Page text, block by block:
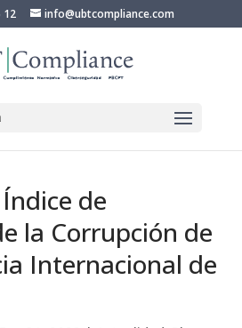
12 info@ubtcompliance.com
de
la Corrupción de
Internacional de